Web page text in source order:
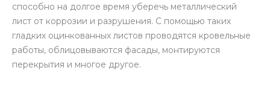
способно на долгое время уберечь металлический
лист от коррозии и разрушения. С помощью таких
гладких оцинкованных листов проводятся кровельные
работы, облицовываются фасады, монтируются
перекрытия и многое другое.